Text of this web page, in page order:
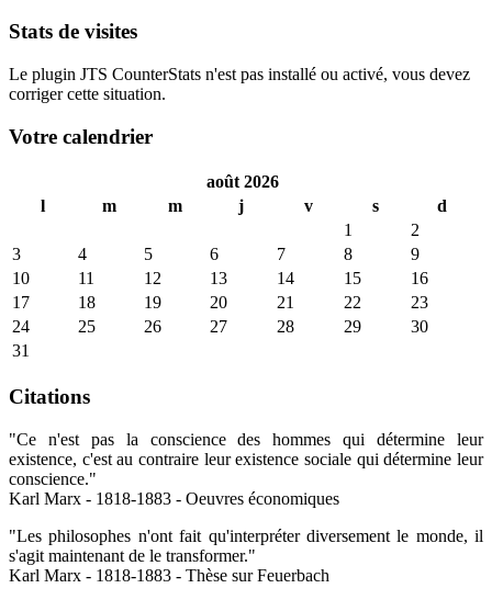
Stats de visites
Le plugin JTS CounterStats n'est pas installé ou activé, vous devez
corriger cette situation.
Votre calendrier
août 2026
l
m m j v s
d
1
2
3
4 5 6 7 8
9
10
11 12 13 14 15
16
17
18 19 20 21 22
23
24
25 26 27 28 29
30
31
Citations
"Ce n'est pas la conscience des hommes qui détermine leur
existence, c'est au contraire leur existence sociale qui détermine leur
conscience."
Karl Marx - 1818-1883 - Oeuvres économiques
"Les philosophes n'ont fait qu'interpréter diversement le monde, il
s'agit maintenant de le transformer."
Karl Marx - 1818-1883 - Thèse sur Feuerbach